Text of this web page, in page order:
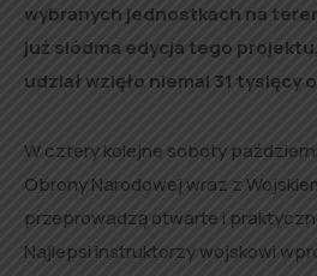
wybranych jednostkach na
już siódma edycja tego
udział wzięło niemal 31 tysięcy
W cztery kolejne soboty
Obrony Narodowej wraz z
przeprowadzą otwarte i
Najlepsi instruktorzy wojskowi